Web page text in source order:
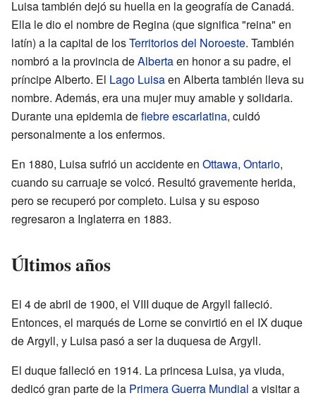
Luisa también dejó su huella en la geografía de Canadá.
Ella le dio el nombre de Regina (que significa "reina" en
latín) a la capital de losTerritorios del Noroeste. También
nombró a la provincia deAlbertaen honor a su padre, el
príncipe Alberto. El Lago Luisaen Alberta también lleva su
nombre. Además, era una mujer muy amable y solidaria.
Durante una epidemia defiebre escarlatina, cuidó
personalmente a los enfermos.
En 1880, Luisa sufrió un accidente en Ottawa, Ontario,
cuando su carruaje se volcó. Resultó gravemente herida,
pero se recuperó por completo. Luisa y su esposo
regresaron a Inglaterra en 1883.
Últimos años
El 4 de abril de 1900, el VIII duque de Argyll falleció.
Entonces, el marqués de Lorne se convirtió en el IX duque
de Argyll, y Luisa pasó a ser la duquesa de Argyll.
El duque falleció en 1914. La princesa Luisa, ya viuda,
dedicó gran parte de la Primera Guerra Mundial a visitar a